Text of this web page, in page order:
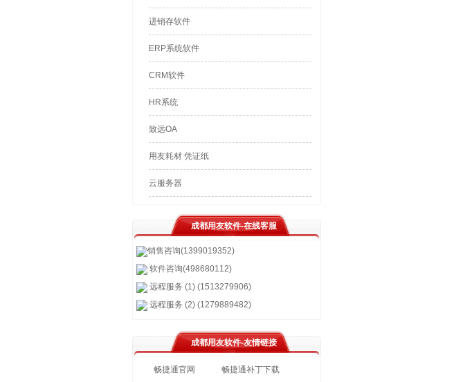
进销存软件
ERP系统软件
CRM软件
HR系统
致远OA
用友耗材 凭证纸
云服务器
成都用友软件-在线客服
销售咨询(1399019352)
软件咨询(498680112)
远程服务 (1) (1513279906)
远程服务 (2) (1279889482)
成都用友软件-友情链接
畅捷通官网 畅捷通补丁下载